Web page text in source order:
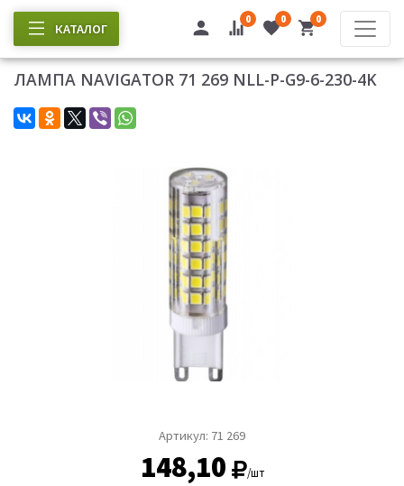
КАТАЛОГ
0 0 0
ЛАМПА NAVIGATOR 71 269 NLL-P-G9-6-230-4K
Артикул: 71 269
148,10 /шт